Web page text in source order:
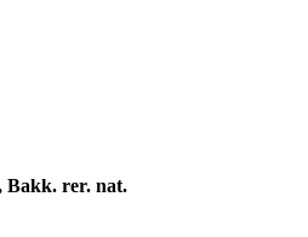
Bakk. rer. nat.